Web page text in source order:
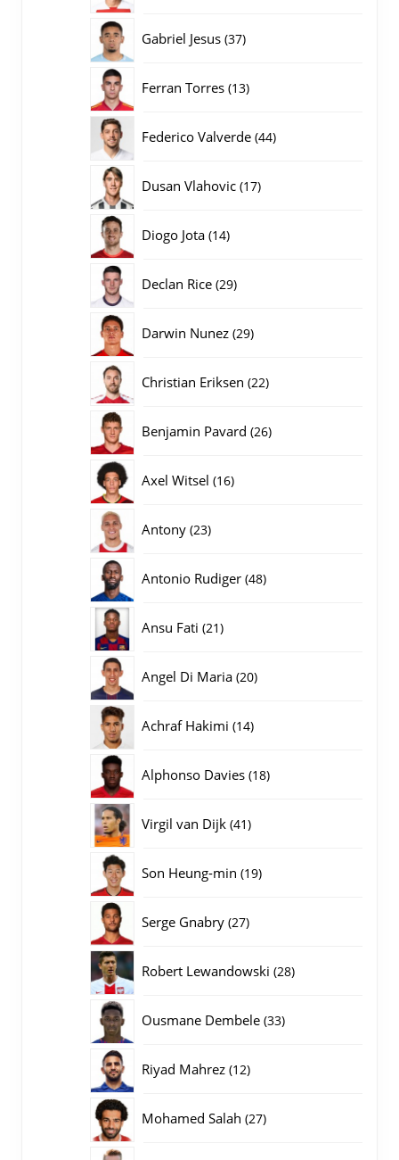
Gabriel Jesus 3737
Ferran Torres 1313
Federico Valverde 4444
Dusan Vlahovic 1717
Diogo Jota 1414
Declan Rice 2929
Darwin Nunez 2929
Christian Eriksen 2222
Benjamin Pavard 2626
Axel Witsel 1616
Antony 2323
Antonio Rudiger 4848
Ansu Fati 2121
Angel Di Maria 2020
Achraf Hakimi 1414
Alphonso Davies 1818
Virgil van Dijk 4141
Son Heung-min 1919
Serge Gnabry 2727
Robert Lewandowski 2828
Ousmane Dembele 3333
Riyad Mahrez 1212
Mohamed Salah 2727